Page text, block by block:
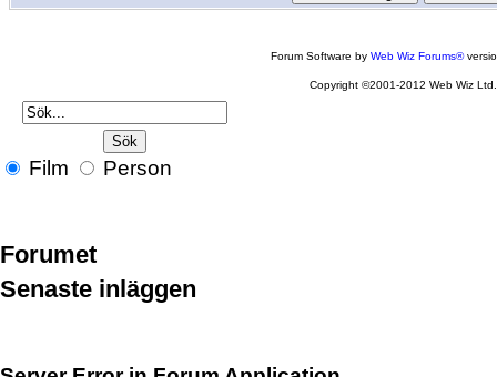
Forum Software byWeb Wiz Forums®
Copyright ©2001-2012 Web Wiz Ltd.
Film Person
Forumet
Senaste inläggen